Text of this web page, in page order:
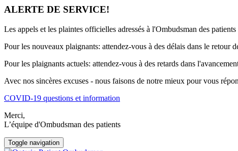
ALERTE DE SERVICE!
Les appels et les plaintes officielles adressés à l'Ombudsman des
Pour les nouveaux plaignants: attendez-vous à des délais dans le retour
Pour les plaignants actuels: attendez-vous à des retards dans
Avec nos sincères excuses - nous faisons de notre mieux pour vous
COVID-19 questions et information
Merci,
L’équipe d'Ombudsman des patients
Toggle navigation